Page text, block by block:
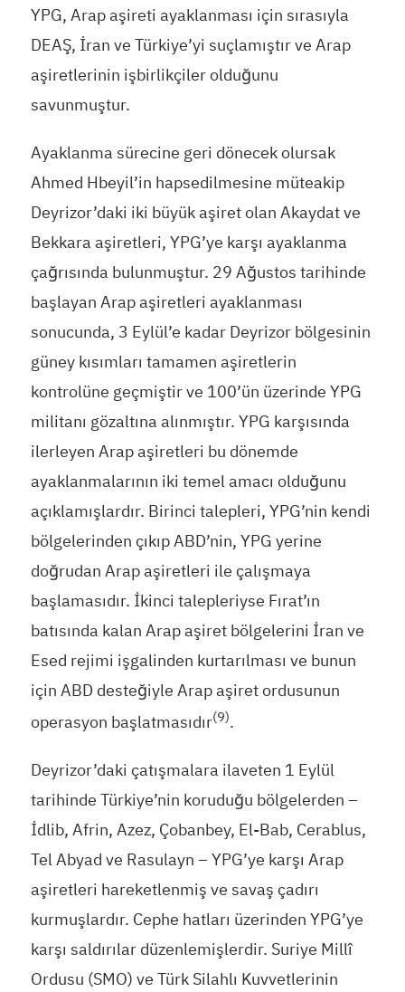
YPG, Arap aşireti ayaklanması için sırasıyla
DEAŞ, İran ve Türkiye’yi suçlamıştır ve Arap
aşiretlerinin işbirlikçiler olduğunu
savunmuştur.
Ayaklanma sürecine geri dönecek olursak
Ahmed Hbeyil’in hapsedilmesine müteakip
Deyrizor’daki iki büyük aşiret olan Akaydat ve
Bekkara aşiretleri, YPG’ye karşı ayaklanma
çağrısında bulunmuştur. 29 Ağustos tarihinde
başlayan Arap aşiretleri ayaklanması
sonucunda, 3 Eylül’e kadar Deyrizor bölgesinin
güney kısımları tamamen aşiretlerin
kontrolüne geçmiştir ve 100’ün üzerinde YPG
militanı gözaltına alınmıştır. YPG karşısında
ilerleyen Arap aşiretleri bu dönemde
ayaklanmalarının iki temel amacı olduğunu
açıklamışlardır. Birinci talepleri, YPG’nin kendi
bölgelerinden çıkıp ABD’nin, YPG yerine
doğrudan Arap aşiretleri ile çalışmaya
başlamasıdır. İkinci talepleriyse Fırat’ın
batısında kalan Arap aşiret bölgelerini İran ve
Esed rejimi işgalinden kurtarılması ve bunun
için ABD desteğiyle Arap aşiret ordusunun
operasyon başlatmasıdır(9).
Deyrizor’daki çatışmalara ilaveten 1 Eylül
tarihinde Türkiye’nin koruduğu bölgelerden –
İdlib, Afrin, Azez, Çobanbey, El-Bab, Cerablus,
Tel Abyad ve Rasulayn – YPG’ye karşı Arap
aşiretleri hareketlenmiş ve savaş çadırı
kurmuşlardır. Cephe hatları üzerinden YPG’ye
karşı saldırılar düzenlemişlerdir. Suriye Millî
Ordusu (SMO) ve Türk Silahlı Kuvvetlerinin